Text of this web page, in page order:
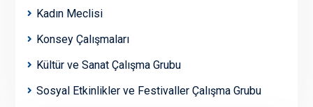
Kadın Meclisi
Konsey Çalışmaları
Kültür ve Sanat Çalışma Grubu
Sosyal Etkinlikler ve Festivaller Çalışma Grubu